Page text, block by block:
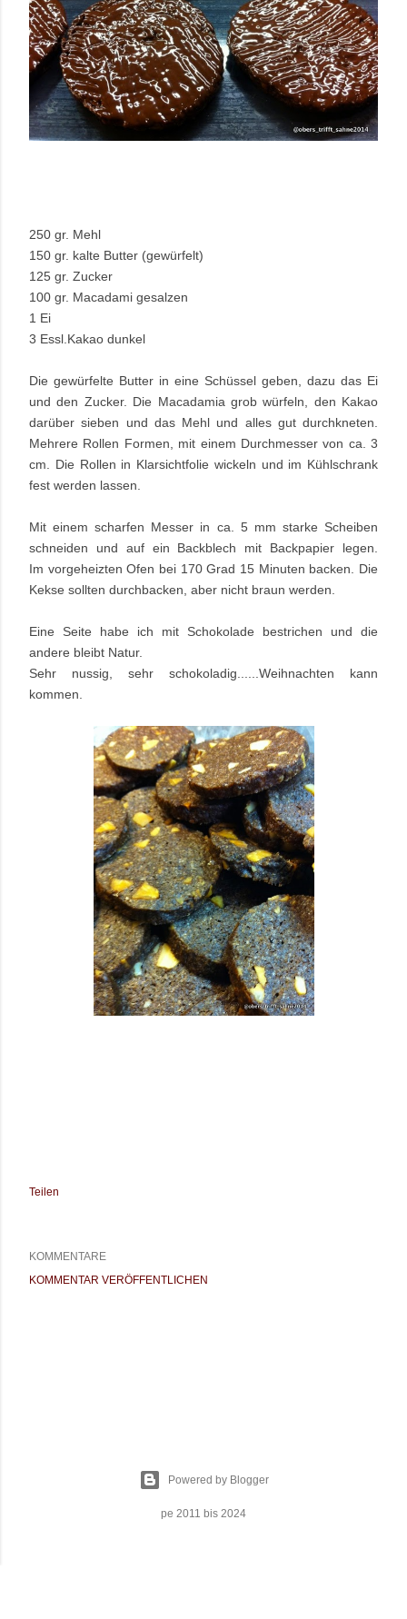
250 gr. Mehl
150 gr. kalte Butter (gewürfelt)
125 gr. Zucker
100 gr. Macadami gesalzen
1 Ei
3 Essl.Kakao dunkel
Die gewürfelte Butter in eine Schüssel geben, dazu das Ei
und den Zucker. Die Macadamia grob würfeln, den Kakao
darüber sieben und das Mehl und alles gut durchkneten.
Mehrere Rollen Formen, mit einem Durchmesser von ca. 3
cm. Die Rollen in Klarsichtfolie wickeln und im Kühlschrank
fest werden lassen.
Mit einem scharfen Messer in ca. 5 mm starke Scheiben
schneiden und auf ein Backblech mit Backpapier legen.
Im vorgeheizten Ofen bei 170 Grad 15 Minuten backen. Die
Kekse sollten durchbacken, aber nicht braun werden.
Eine Seite habe ich mit Schokolade bestrichen und die
andere bleibt Natur.
Sehr nussig, sehr schokoladig......Weihnachten kann
kommen.
Teilen
KOMMENTARE
KOMMENTAR VERÖFFENTLICHEN
Powered by Blogger
pe 2011 bis 2024